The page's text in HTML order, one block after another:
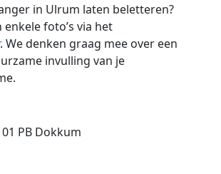
in Ulrum laten beletteren?
foto’s via het
. We denken graag mee over een
invulling van je
PB Dokkum